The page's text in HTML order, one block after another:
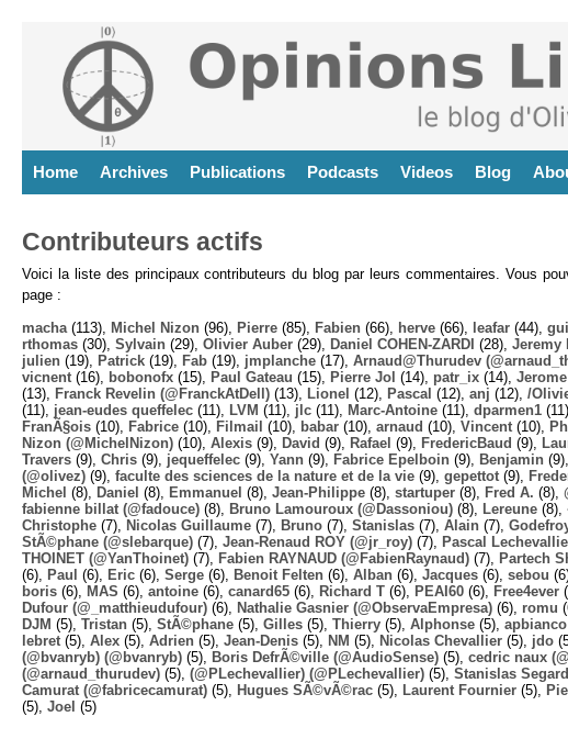
Home Archives Publications Podcasts Videos Blog
Contributeurs actifs
Voici la liste des principaux contributeurs du blog par leurs commentaires. Vous
page :
macha (113), Michel Nizon (96), Pierre (85), Fabien (66), herve (66), leafar (44),
rthomas (30), Sylvain (29), Olivier Auber (29), Daniel COHEN-ZARDI (28), Jeremy
julien (19), Patrick (19), Fab (19), jmplanche (17), Arnaud@Thurudev
vicnent (16), bobonofx (15), Paul Gateau (15), Pierre Jol (14), patr_ix (14), Jerome
(13),
Franck Revelin (@FranckAtDell) (13), Lionel (12), Pascal (12), anj (12), /
(11), jean-eudes queffelec (11), LVM (11), jlc (11), Marc-Antoine (11), dparmen1
FranÃ§ois (10), Fabrice (10), Filmail (10), babar (10), arnaud (10), Vincent (10),
Nizon (@MichelNizon) (10), Alexis (9), David (9), Rafael (9), FredericBaud (9),
Travers (9), Chris (9), jequeffelec (9), Yann (9), Fabrice Epelboin (9), Benjamin (9),
(@olivez) (9), faculte des sciences de la nature et de la vie (9), gepettot (9),
Michel (8), Daniel (8), Emmanuel (8), Jean-Philippe (8), startuper (8), Fred A. (8),
fabienne billat (@fadouce) (8), Bruno Lamouroux (@Dassoniou) (8), Lereune (8),
Christophe (7), Nicolas Guillaume (7), Bruno (7), Stanislas (7), Alain (7),
StÃ©phane (@slebarque) (7), Jean-Renaud ROY (@jr_roy) (7), Pascal
THOINET (@YanThoinet) (7), Fabien RAYNAUD (@FabienRaynaud) (7), Partech
(6),
Paul (6), Eric (6), Serge (6), Benoit Felten (6), Alban (6), Jacques (6), sebou
boris (6), MAS (6), antoine (6), canard65 (6), Richard T (6), PEAI60 (6), Free4ever
Dufour (@_matthieudufour) (6), Nathalie Gasnier (@ObservaEmpresa) (6), romu
DJM (5), Tristan (5), StÃ©phane (5), Gilles (5), Thierry (5), Alphonse (5), apbianco
lebret (5), Alex (5), Adrien (5), Jean-Denis (5), NM (5), Nicolas Chevallier (5), jdo
(@bvanryb) (@bvanryb) (5), Boris DefrÃ©ville (@AudioSense) (5), cedric naux
(@arnaud_thurudev) (5), (@PLechevallier) (@PLechevallier) (5), Stanislas
Camurat (@fabricecamurat) (5), Hugues SÃ©vÃ©rac (5), Laurent Fournier (5),
(5), Joel (5)